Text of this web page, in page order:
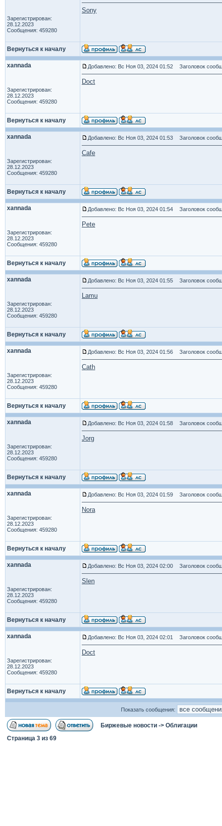
Зарегистрирован:
28.12.2023
Сообщения: 459280
Sony
Вернуться к началу
xannada
Зарегистрирован:
28.12.2023
Сообщения: 459280
Добавлено: Вс Ноя 03, 2024 01:52 Заголовок
Doct
Вернуться к началу
xannada
Зарегистрирован:
28.12.2023
Сообщения: 459280
Добавлено: Вс Ноя 03, 2024 01:53 Заголовок
Cafe
Вернуться к началу
xannada
Зарегистрирован:
28.12.2023
Сообщения: 459280
Добавлено: Вс Ноя 03, 2024 01:54 Заголовок
Pete
Вернуться к началу
xannada
Зарегистрирован:
28.12.2023
Сообщения: 459280
Добавлено: Вс Ноя 03, 2024 01:55 Заголовок
Lamu
Вернуться к началу
xannada
Зарегистрирован:
28.12.2023
Сообщения: 459280
Добавлено: Вс Ноя 03, 2024 01:56 Заголовок
Cath
Вернуться к началу
xannada
Зарегистрирован:
28.12.2023
Сообщения: 459280
Добавлено: Вс Ноя 03, 2024 01:58 Заголовок
Jorg
Вернуться к началу
xannada
Зарегистрирован:
28.12.2023
Сообщения: 459280
Добавлено: Вс Ноя 03, 2024 01:59 Заголовок
Nora
Вернуться к началу
xannada
Зарегистрирован:
28.12.2023
Сообщения: 459280
Добавлено: Вс Ноя 03, 2024 02:00 Заголовок
Slen
Вернуться к началу
xannada
Зарегистрирован:
28.12.2023
Сообщения: 459280
Добавлено: Вс Ноя 03, 2024 02:01 Заголовок
Doct
Вернуться к началу
Показать сообщения:
Биржевые новости -> Облигации
Страница 3 из 69